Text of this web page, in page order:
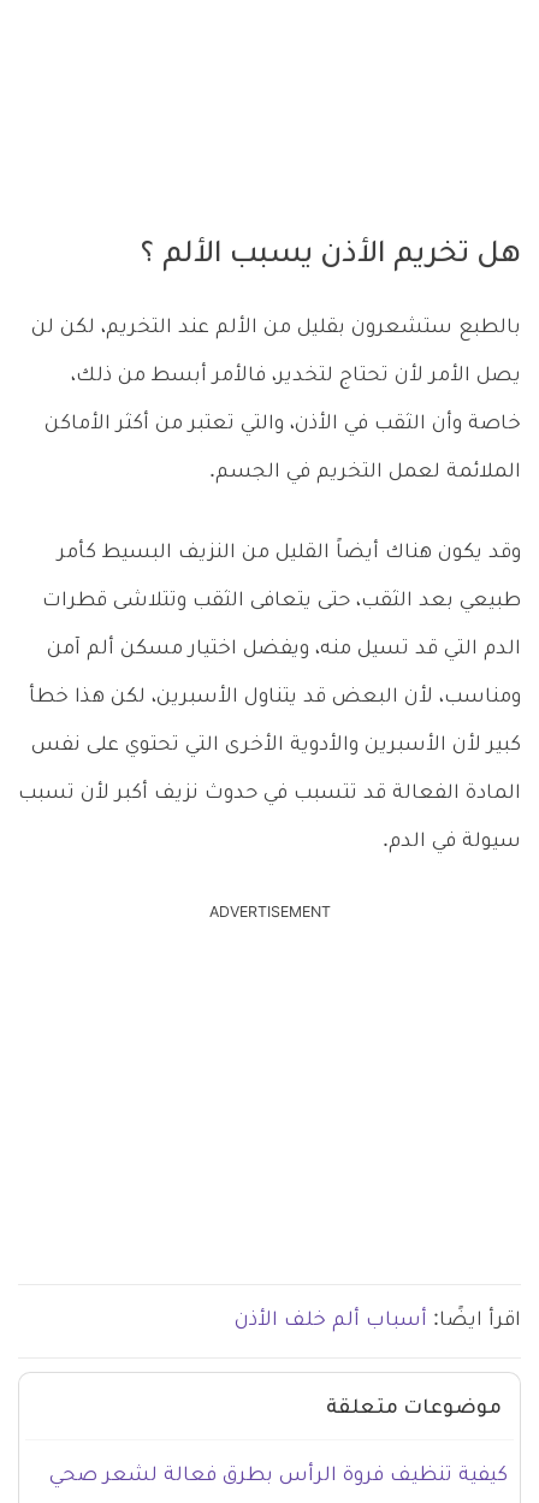
هل تخريم الأذن يسبب الألم ؟
بالطبع ستشعرون بقليل من الألم عند التخريم، لكن لن
يصل الأمر لأن تحتاج لتخدير، فالأمر أبسط من ذلك،
خاصة وأن الثقب في الأذن، والتي تعتبر من أكثر الأماكن
الملائمة لعمل التخريم في الجسم.
وقد يكون هناك أيضاً القليل من النزيف البسيط كأمر
طبيعي بعد الثقب، حتى يتعافى الثقب وتتلاشى قطرات
الدم التي قد تسيل منه، ويفضل اختيار مسكن ألم آمن
ومناسب، لأن البعض قد يتناول الأسبرين، لكن هذا خطأ
كبير لأن الأسبرين والأدوية الأخرى التي تحتوي على نفس
المادة الفعالة قد تتسبب في حدوث نزيف أكبر لأن تسبب
سيولة في الدم.
ADVERTISEMENT
اقرأ ايضًا: أسباب ألم خلف الأذن
موضوعات متعلقة
كيفية تنظيف فروة الرأس بطرق فعالة لشعر صحي